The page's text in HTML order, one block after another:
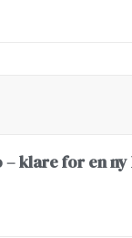
klare for en ny